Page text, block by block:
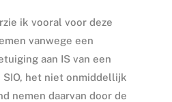
ik vooral voor deze
vanwege een
aan IS van een
het niet onmiddellijk
nemen daarvan door de